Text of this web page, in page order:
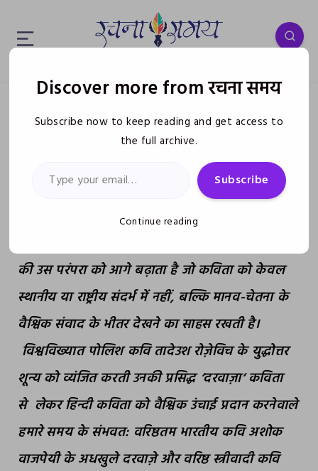
व वैश्विक चौखट पर पाँच ‘दरवाज़ा’: शून्य से
सृजन तक – रवि रंजन
May 22, 2026
रचना समय ‘की इस प्रस्तुति में “वैश्विक चौखट पर
पाँच दरवाज़ा : शून्य से सृजन तक”शीर्षक वरिष्ठ
की उस परंपरा को आगे बढ़ाता है जो कविता को केवल
स्थानीय या राष्ट्रीय संदर्भ में नहीं, बल्कि मानव-चेतना के
वैश्विक संवाद के भीतर देखने का साहस रखती है।
विश्वविख्यात पोलिश कवि तादेउश रोज़ेविच के युद्धोत्तर
शून्य को व्यंजित करती उनकी प्रसिद्ध‘दरवाज़ा‘कविता
से लेकर हिन्दी कविता को वैश्विक उंचाई प्रदान करनेवाले
हमारे समय के संभवत: वरिष्ठतम भारतीय कवि अशोक
वाजपेयी के अधखुले दरवाज़े और वरिष्ठ स्त्रीवादी कवि
Discover more from रचना समय
Subscribe now to keep reading and get access to
the full archive.
Subscribe
Continue reading